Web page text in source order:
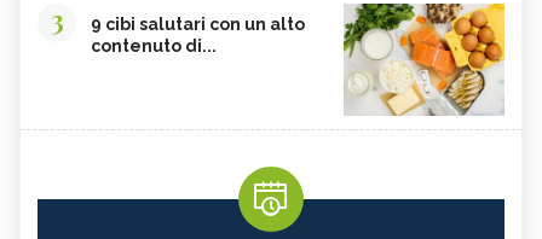
3
9 cibi salutari con un alto
contenuto di...